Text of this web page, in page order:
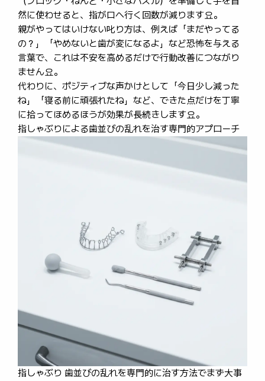
然に使わせると、指が口へ行く回数が減ります요。
親がやってはいけない叱り方は、例えば「まだやってる
の？」「やめないと歯が変になるよ」など恐怖を与える
言葉で、これは不安を高めるだけで行動改善につながり
ません요。
代わりに、ポジティブな声かけとして「今日少し減った
ね」「寝る前に頑張れたね」など、できた点だけを丁寧
に拾ってほめるほうが効果が長続きします요。
指しゃぶりによる歯並びの乱れを治す専門的アプローチ
指しゃぶり 歯並びの乱れを専門的に治す方法でまず大事